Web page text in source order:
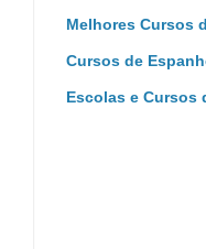
Melhores Cursos
Cursos de
Escolas e Cursos